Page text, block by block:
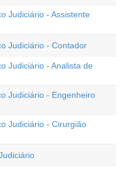
Judiciário - Assistente
Judiciário - Contador
Judiciário - Analista de
Judiciário - Engenheiro
Judiciário - Cirurgião